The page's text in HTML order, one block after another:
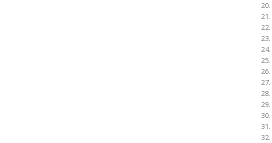
20.
21.
22.
23.
24.
25.
26.
27.
28.
29.
30.
31.
32.